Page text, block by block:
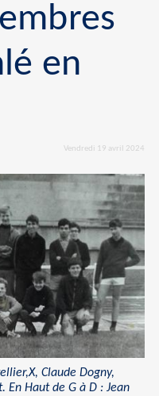
en
Vendredi 19 avril 2024
Claude Dogny,
En Haut de G à D : Jean